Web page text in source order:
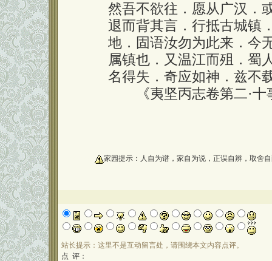
然吾不欲往．愿从广汉．
退而背其言．行抵古城镇
地．固语汝勿为此来．今
属镇也．又温江而殂．蜀
名得失．奇应如神．兹不
《夷坚丙志卷第二·十
家园提示：人自为谱，家自为说，正误自辨，取舍
站长提示：这里不是互动留言处，请围绕本文内容点评。
点 评：